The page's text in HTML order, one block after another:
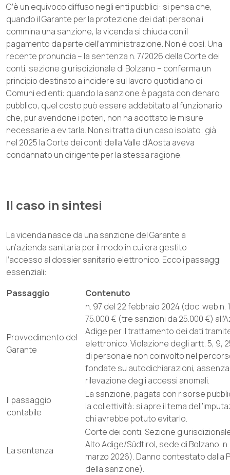
C’è un equivoco diffuso negli enti pubblici: si pensa che,
quando il Garante per la protezione dei dati personali
commina una sanzione, la vicenda si chiuda con il
pagamento da parte dell’amministrazione. Non è così. Una
recente pronuncia – la sentenza n. 7/2026 della Corte dei
conti, sezione giurisdizionale di Bolzano – conferma un
principio destinato a incidere sul lavoro quotidiano di
Comuni ed enti: quando la sanzione è pagata con denaro
pubblico, quel costo può essere addebitato al funzionario
che, pur avendone i poteri, non ha adottato le misure
necessarie a evitarla. Non si tratta di un caso isolato: già
nel 2025 la Corte dei conti della Valle d’Aosta aveva
condannato un dirigente per la stessa ragione.
Il caso in sintesi
La vicenda nasce da una sanzione del Garante a
un’azienda sanitaria per il modo in cui era gestito
l’accesso al dossier sanitario elettronico. Ecco i passaggi
essenziali:
Passaggio
Contenuto
Provvedimento del
Garante
n. 97 del 22 febbraio 2024 (doc. web n.
75.000 € (tre sanzioni da 25.000 €)
Adige per il trattamento dei dati
elettronico. Violazione degli artt. 5, 9,
di personale non coinvolto nel
fondate su autodichiarazioni,
rilevazione degli accessi anomali.
Il passaggio
contabile
La sanzione, pagata con risorse
la collettività: si apre il tema
chi avrebbe potuto evitarlo.
La sentenza
Corte dei conti, Sezione
Alto Adige/Südtirol, sede di Bolzano,
marzo 2026). Danno contestato dalla
della sanzione).